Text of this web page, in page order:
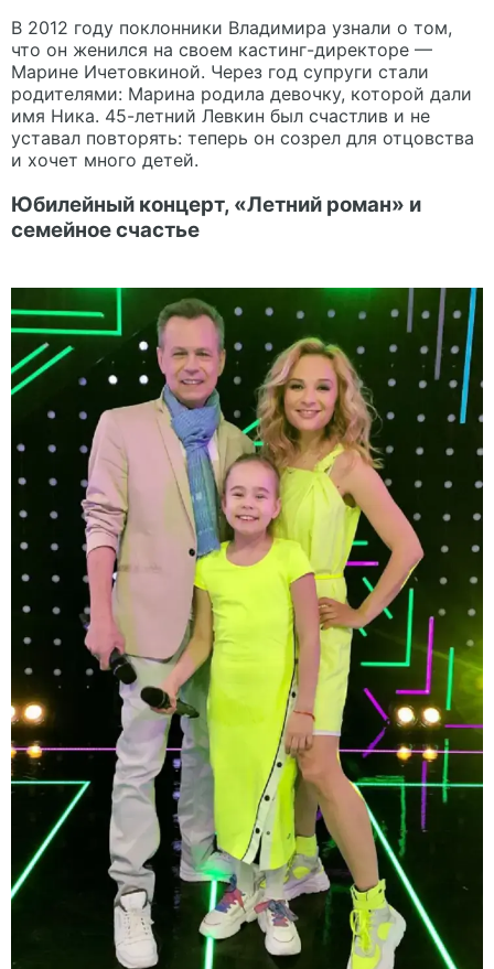
В 2012 году поклонники Владимира узнали о том,
что он женился на своем кастинг-директоре —
Марине Ичетовкиной. Через год супруги стали
родителями: Марина родила девочку, которой дали
имя Ника. 45-летний Левкин был счастлив и не
уставал повторять: теперь он созрел для отцовства
и хочет много детей.
Юбилейный концерт, «Летний роман» и
семейное счастье